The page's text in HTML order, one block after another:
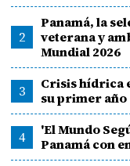
2
Panamá, la
veterana y
Mundial 2026
3
Crisis hídrica
su primer año
4
'El Mundo
Panamá con